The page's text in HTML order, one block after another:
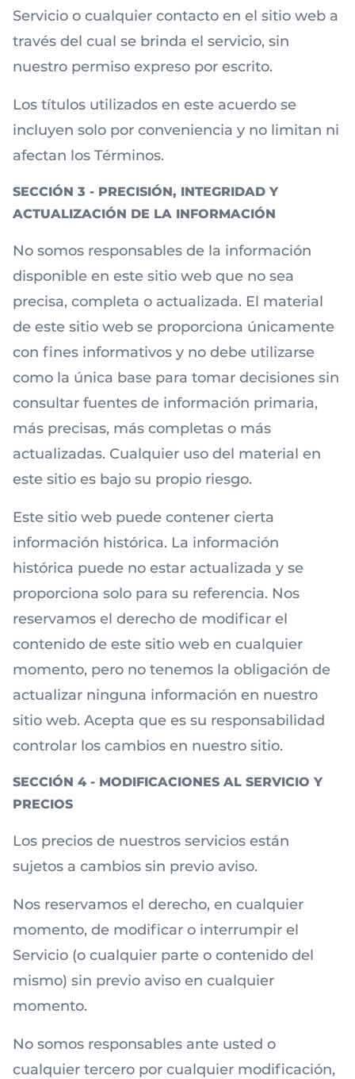
Servicio o cualquier contacto en el sitio web a
través del cual se brinda el servicio, sin
nuestro permiso expreso por escrito.
Los títulos utilizados en este acuerdo se
incluyen solo por conveniencia y no limitan ni
afectan los Términos.
SECCIÓN 3 - PRECISIÓN, INTEGRIDAD Y
ACTUALIZACIÓN DE LA INFORMACIÓN
No somos responsables de la información
disponible en este sitio web que no sea
precisa, completa o actualizada. El material
de este sitio web se proporciona únicamente
con fines informativos y no debe utilizarse
como la única base para tomar decisiones sin
consultar fuentes de información primaria,
más precisas, más completas o más
actualizadas. Cualquier uso del material en
este sitio es bajo su propio riesgo.
Este sitio web puede contener cierta
información histórica. La información
histórica puede no estar actualizada y se
proporciona solo para su referencia. Nos
reservamos el derecho de modificar el
contenido de este sitio web en cualquier
momento, pero no tenemos la obligación de
actualizar ninguna información en nuestro
sitio web. Acepta que es su responsabilidad
controlar los cambios en nuestro sitio.
SECCIÓN 4 - MODIFICACIONES AL SERVICIO Y
PRECIOS
Los precios de nuestros servicios están
sujetos a cambios sin previo aviso.
Nos reservamos el derecho, en cualquier
momento, de modificar o interrumpir el
Servicio (o cualquier parte o contenido del
mismo) sin previo aviso en cualquier
momento.
No somos responsables ante usted o
cualquier tercero por cualquier modificación,